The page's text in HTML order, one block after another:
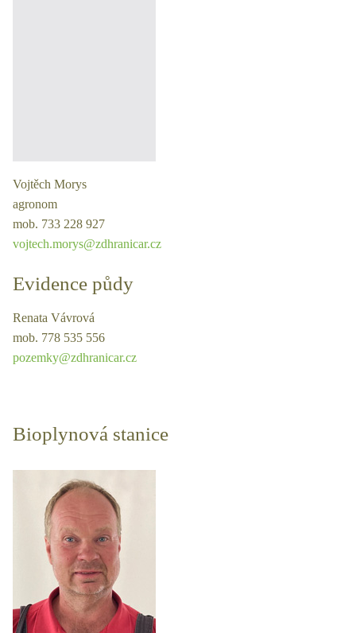
Vojtěch Morys
agronom
mob. 733 228 927
vojtech.morys@zdhranicar.cz
Evidence půdy
Renata Vávrová
mob. 778 535 556
pozemky@zdhranicar.cz
Bioplynová stanice